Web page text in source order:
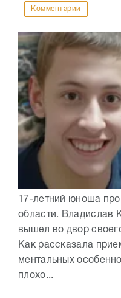
Комментарии
17-летний юноша
области. Владислав
вышел во двор
Как рассказала
ментальных
плохо...